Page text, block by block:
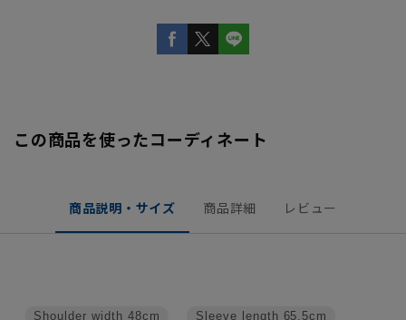
この商品を使ったコーディネート
商品説明・サイズ 商品詳細 レビュー
Sleeve length 65.5cm
Shoulder width 48cm